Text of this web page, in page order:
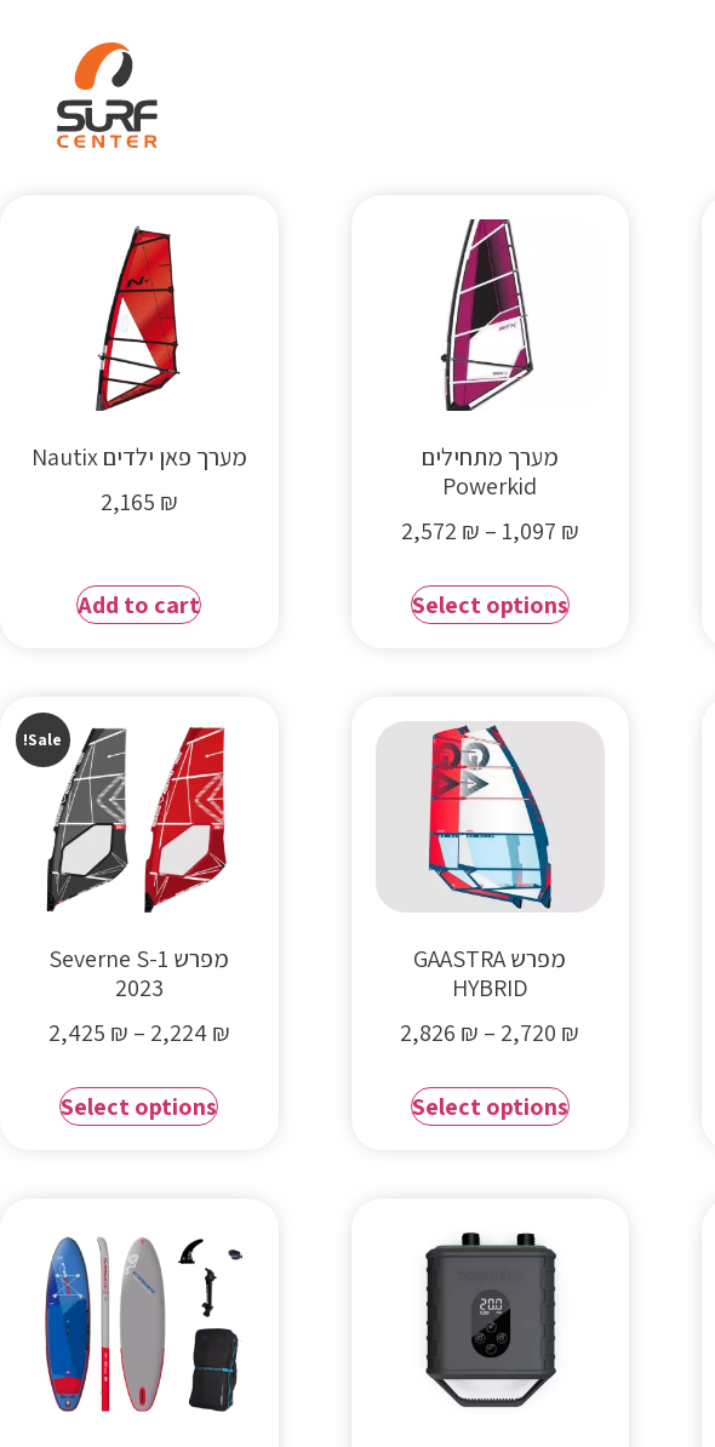
קטגוריות
ביגוד ואביזריםמערך מתחילים
Powerkid
1,097 ₪
–
2,572 ₪
Select options
מערך פאן ילדים Nautix
2,165 ₪
Add to cart
מפרש GAASTRA
HYBRID
2,720 ₪
–
2,826 ₪
Select options
Sale!
מפרש Severne S-1
2023
2,224₪
–
2,425 ₪
Select options